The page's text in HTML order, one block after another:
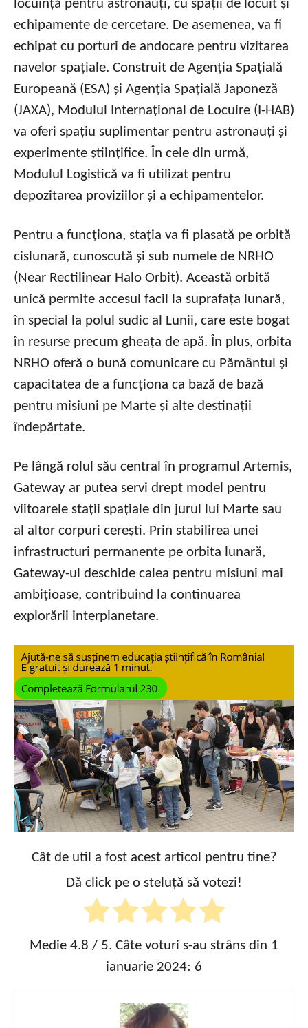
locuință pentru astronauți, cu spații de locuit și
echipamente de cercetare. De asemenea, va fi
echipat cu porturi de andocare pentru vizitarea
navelor spațiale. Construit de Agenția Spațială
Europeană (ESA) și Agenția Spațială Japoneză
(JAXA), Modulul Internațional de Locuire (I-HAB)
va oferi spațiu suplimentar pentru astronauți și
experimente științifice. În cele din urmă,
Modulul Logistică va fi utilizat pentru
depozitarea proviziilor și a echipamentelor.
Pentru a funcționa, stația va fi plasată pe orbită
cislunară, cunoscută și sub numele de NRHO
(Near Rectilinear Halo Orbit). Această orbită
unică permite accesul facil la suprafața lunară,
în special la polul sudic al Lunii, care este bogat
în resurse precum gheața de apă. În plus, orbita
NRHO oferă o bună comunicare cu Pământul și
capacitatea de a funcționa ca bază de bază
pentru misiuni pe Marte și alte destinații
îndepărtate.
Pe lângă rolul său central în programul Artemis,
Gateway ar putea servi drept model pentru
viitoarele stații spațiale din jurul lui Marte sau
al altor corpuri cerești. Prin stabilirea unei
infrastructuri permanente pe orbita lunară,
Gateway-ul deschide calea pentru misiuni mai
ambițioase, contribuind la continuarea
explorării interplanetare.
Cât de util a fost acest articol pentru tine?
Dă click pe o steluță să votezi!
Medie 4.8 / 5. Câte voturi s-au strâns din 1
ianuarie 2024: 6